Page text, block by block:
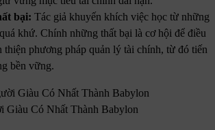
bại: Tác giả khuyến khích việc học từ những
khứ. Chính những thất bại là cơ hội để điều
thiện phương pháp quản lý tài chính, từ đó tiến
bền vững.
Giàu Có Nhất Thành Babylon